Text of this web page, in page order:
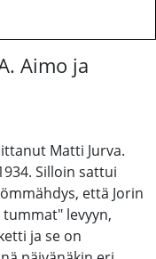
Aimo ja
Matti Jurva.
Silloin sattui
että Jorin
levyyn,
ja se on